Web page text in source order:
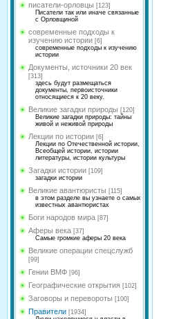
писатели-орловцы [123]
Писатели так или иначе связанные
с Орловщиной
современные подходы к
изучению истории [6]
современные подходы к изучению
истории
Документы, источники 20 век
[313]
здесь будут размещаться
документы, первоисточники
относящиеся к 20 веку.
Великие загадки природы [120]
Великие загадки природы: тайны
живой и неживой природы
Лекции по истории [6]
Лекции по Отечественной истории,
Всеобщей истории, истории
литературы, истории культуры
Загадки истории [109]
загадки истории
Великие авантюристы [115]
в этом разделе вы узнаете о самых
известных авантюристах
Боги народов мира [87]
Аферы века [37]
Самые громкие аферы 20 века
Великие операции спецслужб
[99]
Гении ВМФ [96]
Географические открытия [102]
Заговоры и перевороты [100]
Правители [1934]